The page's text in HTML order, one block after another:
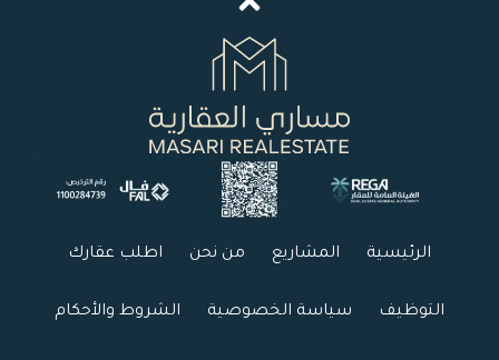
الرئيسية المشاريع من نحن اطلب عقارك
التوظيف سياسة الخصوصية الشروط والأحكام